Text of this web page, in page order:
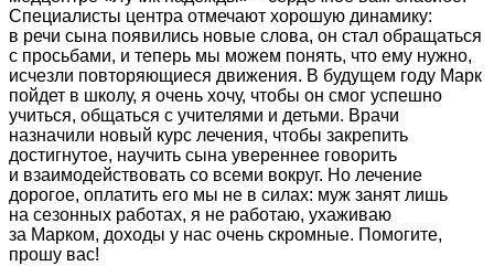
Специалисты центра отмечают хорошую динамику:
в речи сына появились новые слова, он стал обращаться
с просьбами, и теперь мы можем понять, что ему нужно,
исчезли повторяющиеся движения. В будущем году Марк
пойдет в школу, я очень хочу, чтобы он смог успешно
учиться, общаться с учителями и детьми. Врачи
назначили новый курс лечения, чтобы закрепить
достигнутое, научить сына увереннее говорить
и взаимодействовать со всеми вокруг. Но лечение
дорогое, оплатить его мы не в силах: муж занят лишь
на сезонных работах, я не работаю, ухаживаю
за Марком, доходы у нас очень скромные. Помогите,
прошу вас!